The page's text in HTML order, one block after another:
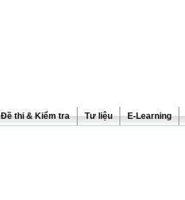
Đề thi & Kiểm tra Tư liệu E-Learning